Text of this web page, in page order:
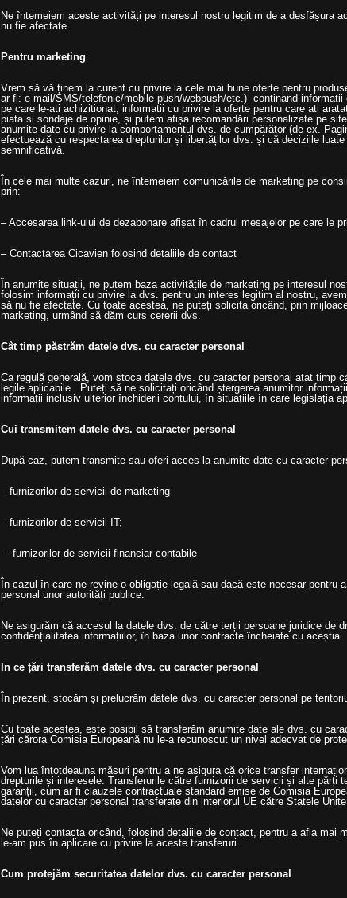
Ne întemeiem aceste activități pe interesul nostru legitim de a desfășura
nu fie afectate.
Pentru marketing
Vrem să vă ținem la curent cu privire la cele mai bune oferte pentru
ar fi: e-mail/SMS/telefonic/mobile push/webpush/etc.) continand
pe care le-ati achizitionat, informatii cu privire la oferte pentru care ati
piata si sondaje de opinie, și putem afișa recomandări personalizate pe
anumite date cu privire la comportamentul dvs. de cumpărător (de ex.
efectuează cu respectarea drepturilor și libertăților dvs. și că deciziile
semnificativă.
În cele mai multe cazuri, ne întemeiem comunicările de marketing pe
prin:
– Accesarea link-ului de dezabonare afișat în cadrul mesajelor pe care le
– Contactarea Cicavien folosind detaliile de contact
În anumite situații, ne putem baza activitățile de marketing pe interesul
folosim informații cu privire la dvs. pentru un interes legitim al nostru,
să nu fie afectate. Cu toate acestea, ne puteți solicita oricând, prin
marketing, urmând să dăm curs cererii dvs.
Cât timp păstrăm datele dvs. cu caracter personal
Ca regulă generală, vom stoca datele dvs. cu caracter personal atat timp
legile aplicabile. Puteți să ne solicitați oricând ștergerea anumitor
informații inclusiv ulterior închiderii contului, în situațiile în care legislația
Cui transmitem datele dvs. cu caracter personal
După caz, putem transmite sau oferi acces la anumite date cu caracter
– furnizorilor de servicii de marketing
– furnizorilor de servicii IT;
– furnizorilor de servicii financiar-contabile
În cazul în care ne revine o obligație legală sau dacă este necesar
personal unor autorități publice.
Ne asigurăm că accesul la datele dvs. de către terții persoane juridice de
confidențialitatea informațiilor, în baza unor contracte încheiate cu aceștia.
In ce țări transferăm datele dvs. cu caracter personal
În prezent, stocăm și prelucrăm datele dvs. cu caracter personal pe
Cu toate acestea, este posibil să transferăm anumite date ale dvs. cu
țări cărora Comisia Europeană nu le-a recunoscut un nivel adecvat de
Vom lua întotdeauna măsuri pentru a ne asigura că orice transfer
drepturile și interesele. Transferurile către furnizorii de servicii și alte
garanții, cum ar fi clauzele contractuale standard emise de Comisia
datelor cu caracter personal transferate din interiorul UE către Statele
Ne puteți contacta oricând, folosind detaliile de contact, pentru a afla
le-am pus în aplicare cu privire la aceste transferuri.
Cum protejăm securitatea datelor dvs. cu caracter personal